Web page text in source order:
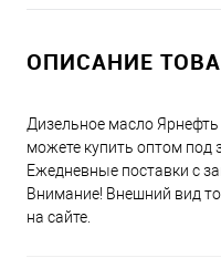
ОПИСАНИЕ
Дизельное масло
можете купить оптом под
Ежедневные поставки с
Внимание! Внешний вид
на сайте.